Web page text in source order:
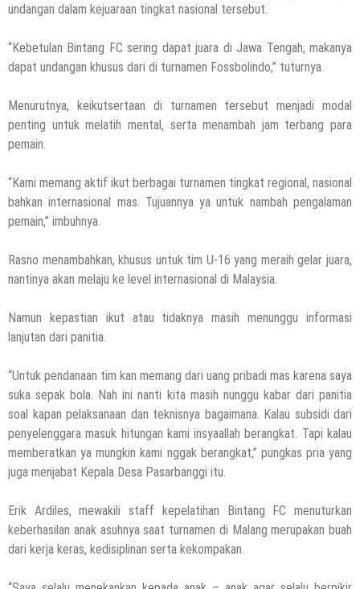
undangan dalam kejuaraan tingkat nasional tersebut.
“Kebetulan Bintang FC sering dapat juara di Jawa Tengah, makanya
dapat undangan khusus dari di turnamen Fossbolindo,” tuturnya.
Menurutnya, keikutsertaan di turnamen tersebut menjadi modal
penting untuk melatih mental, serta menambah jam terbang para
pemain.
“Kami memang aktif ikut berbagai turnamen tingkat regional, nasional
bahkan internasional mas. Tujuannya ya untuk nambah pengalaman
pemain,” imbuhnya.
Rasno menambahkan, khusus untuk tim U-16 yang meraih gelar juara,
nantinya akan melaju ke level internasional di Malaysia.
Namun kepastian ikut atau tidaknya masih menunggu informasi
lanjutan dari panitia.
“Untuk pendanaan tim kan memang dari uang pribadi mas karena saya
suka sepak bola. Nah ini nanti kita masih nunggu kabar dari panitia
soal kapan pelaksanaan dan teknisnya bagaimana. Kalau subsidi dari
penyelenggara masuk hitungan kami insyaallah berangkat. Tapi kalau
memberatkan ya mungkin kami nggak berangkat,” pungkas pria yang
juga menjabat Kepala Desa Pasarbanggi itu.
Erik Ardiles, mewakili staff kepelatihan Bintang FC menuturkan
keberhasilan anak asuhnya saat turnamen di Malang merupakan buah
dari kerja keras, kedisiplinan serta kekompakan.